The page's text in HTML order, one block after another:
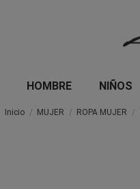
HOMBRE NIÑOS
Inicio MUJER ROPA MUJER